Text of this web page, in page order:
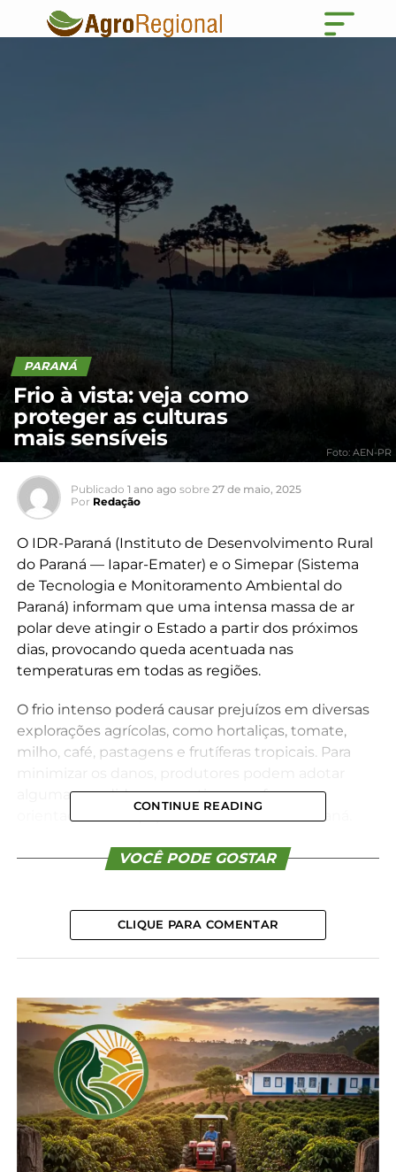
PARANÁ
Frio à vista: veja como
proteger as culturas
mais sensíveis
Foto: AEN-PR
Publicado 1 ano ago sobre 27 de maio, 2025
Por Redação
O IDR-Paraná (Instituto de Desenvolvimento Rural
do Paraná — Iapar-Emater) e o Simepar (Sistema
de Tecnologia e Monitoramento Ambiental do
Paraná) informam que uma intensa massa de ar
polar deve atingir o Estado a partir dos próximos
dias, provocando queda acentuada nas
temperaturas em todas as regiões.
O frio intenso poderá causar prejuízos em diversas
explorações agrícolas, como hortaliças, tomate,
milho, café, pastagens e frutíferas tropicais. Para
algumas medidas preventivas, conforme a
orientação das equipes técnicas do IDR-Paraná.
Confira as dicas:
Em relação ao café, nos plantios novos, com até
seis meses de campo, recomenda-se o enterrio das
ser protegidos com várias camadas de cobertura
plástica ou com aquecimento, sendo possível
adotar as duas medidas simultaneamente. A
proteção deve ser retirada assim que a massa de ar
frio se afastar e o risco de geada cessar.
Para lavouras com idade entre seis meses e dois
anos, a orientação é amontoar terra no tronco das
plantas, até o primeiro par de folhas. Esta proteção
CONTINUE READING
VOCÊ PODE GOSTAR
CLIQUE PARA COMENTAR